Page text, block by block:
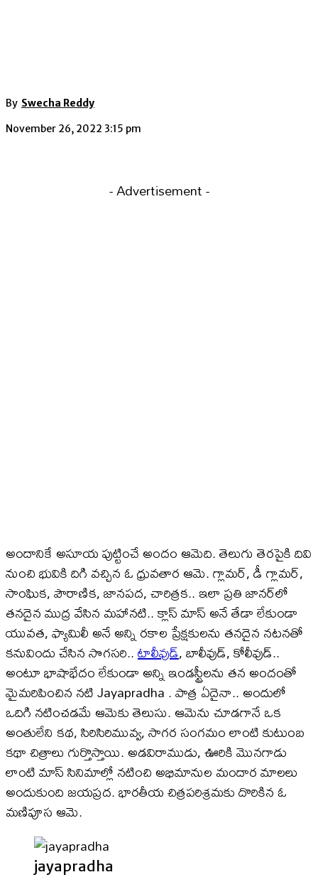
By Swecha Reddy
November 26, 2022 3:15 pm
- Advertisement -
అందానికే అసూయ పుట్టించే అందం ఆమెది. తెలుగు తెరపైకి దివి
నుంచి భువికి దిగి వచ్చిన ఓ ధ్రువతార ఆమె. గ్లామర్, డీ గ్లామర్,
సాంఘిక, పౌరాణిక, జానపద, చారిత్రక.. ఇలా ప్రతి జానర్​లో
తనదైన ముద్ర వేసిన మహానటి.. క్లాస్ మాస్ అనే తేడా లేకుండా
యువత, ఫ్యామిలీ అనే అన్ని రకాల ప్రేక్షకులను తనదైన నటనతో
కనువిందు చేసిన సొగసరి..టాలీవుడ్, బాలీవుడ్, కోలీవుడ్..
అంటూ భాషాభేదం లేకుండా అన్ని ఇండస్ట్రీలను తన అందంతో
మైమరిపించిన నటి Jayapradha . పాత్ర ఏదైనా.. అందులో
ఒదిగి నటించడమే ఆమెకు తెలుసు. ఆమెను చూడగానే ఒక
అంతులేని కథ, సిరిసిరిమువ్వ, సాగర సంగమం లాంటి కుటుంబ
కథా చిత్రాలు గుర్తొస్తాయి. అడవిరాముడు, ఊరికి మొనగాడు
లాంటి మాస్ సినిమాల్లో నటించి అభిమానుల మందార మాలలు
అందుకుంది జయప్రద. భారతీయ చిత్రపరిశ్రమకు దొరికిన ఓ
మణిపూస ఆమె.
jayapradha